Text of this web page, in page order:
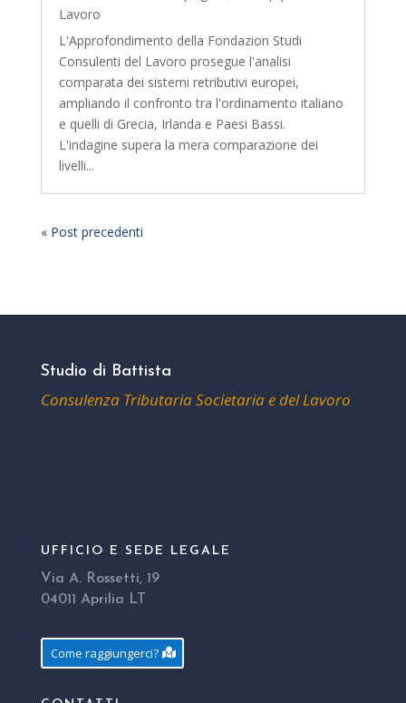
Lavoro
L'Approfondimento della Fondazion Studi
Consulenti del Lavoro prosegue l'analisi
comparata dei sistemi retributivi europei,
ampliando il confronto tra l'ordinamento italiano
e quelli di Grecia, Irlanda e Paesi Bassi.
L'indagine supera la mera comparazione dei
livelli...
« Post precedenti
Studio di Battista
Consulenza Tributaria Societaria e del Lavoro
UFFICIO E SEDE LEGALE
Via A. Rossetti, 19
04011 Aprilia LT
Come raggiungerci?